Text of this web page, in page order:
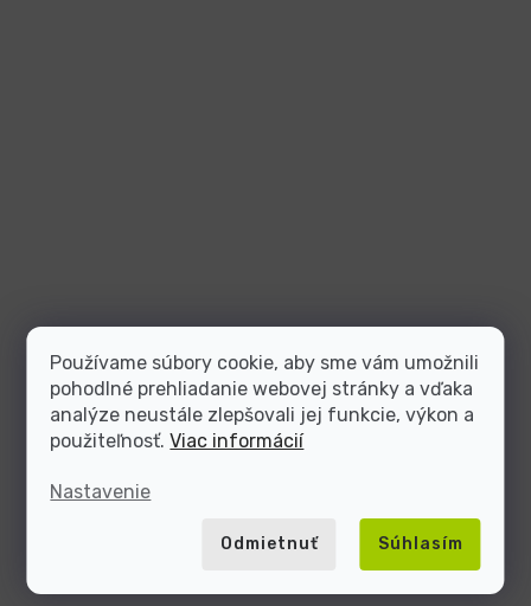
Používame súbory cookie, aby sme vám umožnili
pohodlné prehliadanie webovej stránky a vďaka
analýze neustále zlepšovali jej funkcie, výkon a
použiteľnosť.Viac informácií
Nastavenie
Odmietnuť Súhlasím